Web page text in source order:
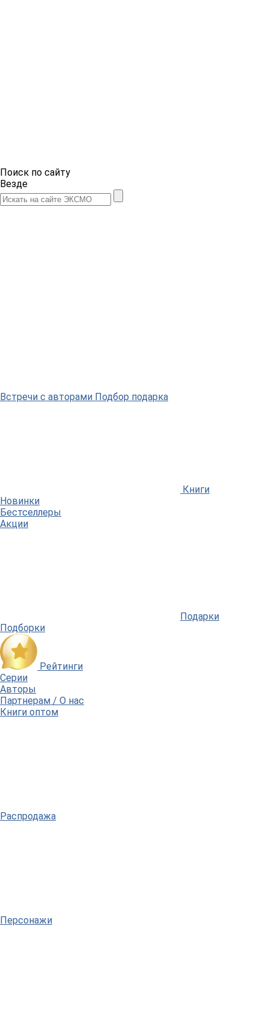
Поиск по сайту
Везде
Встречи с авторами Подбор подарка
Книги
Новинки
Бестселлеры
Акции
Подарки
Подборки
Рейтинги
Серии
Авторы
Партнерам / О нас
Книги оптом
Распродажа
Персонажи